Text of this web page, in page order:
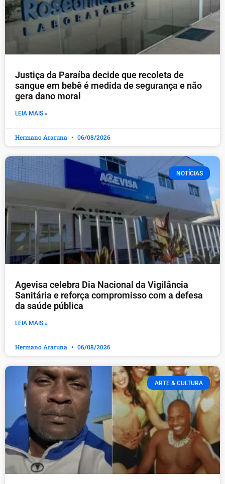
Justiça da Paraíba decide que recoleta de
sangue em bebê é medida de segurança e não
gera dano moral
LEIA MAIS »
Hermano Araruna 06/08/2026
NOTÍCIAS
Agevisa celebra Dia Nacional da Vigilância
Sanitária e reforça compromisso com a defesa
da saúde pública
LEIA MAIS »
Hermano Araruna 06/08/2026
ARTE & CULTURA